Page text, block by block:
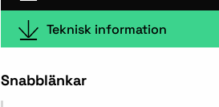
Teknisk information
Snabblänkar